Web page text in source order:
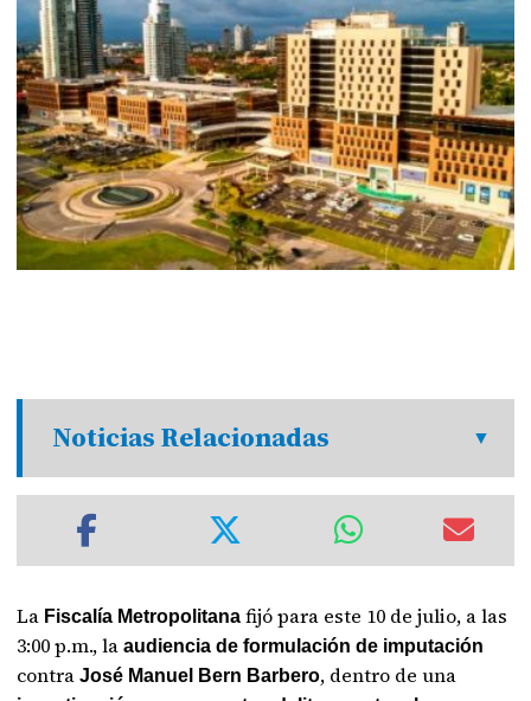
Noticias Relacionadas
La Fiscalía Metropolitana fijó para este 10 de julio, a las
3:00 p.m., laaudiencia de formulación de imputación
contraJosé Manuel Bern Barbero, dentro de una